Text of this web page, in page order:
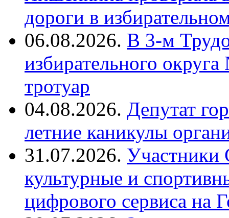
дороги в
06.08.2026. В 3-м
избирательного
тротуар
04.08.2026. Депутат
летние каникулы
31.07.2026.
культурные и
цифрового сервиса на